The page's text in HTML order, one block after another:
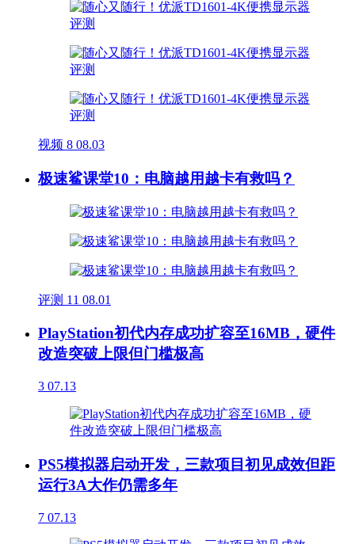
视频 8 08.03
极速鲨课堂10：电脑越用越卡有救吗？
评测 11 08.01
PlayStation初代内存成功扩容至16MB，硬件
改造突破上限但门槛极高
3 07.13
PS5模拟器启动开发，三款项目初见成效但距
运行3A大作仍需多年
7 07.13